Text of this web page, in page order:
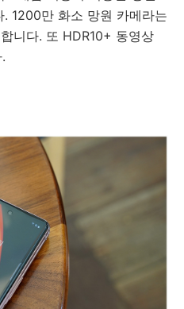
1200만 화소 망원 카메라는
니다. 또 HDR10+ 동영상